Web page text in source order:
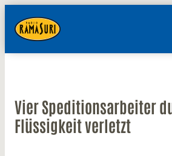
Vier Speditionsarbeiter
Flüssigkeit verletzt